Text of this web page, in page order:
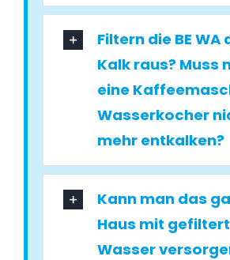
Filtern die BE WA
Kalk raus? Muss
eine
Wasserkocher
mehr entkalken?
Kann man das
Haus mit
Wasser